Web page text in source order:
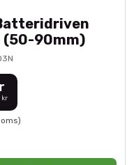
(50-90mm)
kr